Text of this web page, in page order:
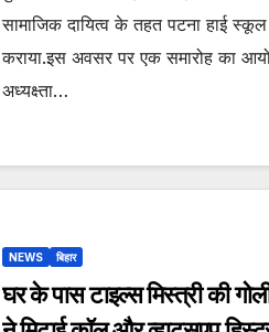
सामाजिक दायित्व के तहत पटना हाई
कराया.इस अवसर पर एक समारोह का
अध्यक्ष्ता…
NEWS बिहार
घर के पास टाइल्स मिस्त्री की